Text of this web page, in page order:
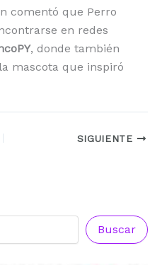
comentó que Perro
en redes
, donde también
mascota que inspiró
SIGUIENTE
Buscar